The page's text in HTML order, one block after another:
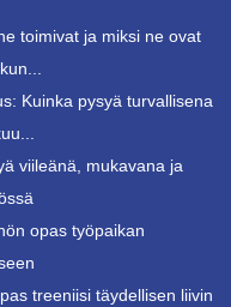
toimivat ja miksi ne ovat
Kuinka pysyä turvallisena
viileänä, mukavana ja
opas työpaikan
treeniisi täydellisen liivin